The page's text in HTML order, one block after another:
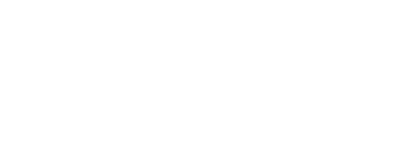
az újabb/tágasabb Family Deluxe épületek a komplexum hátsó